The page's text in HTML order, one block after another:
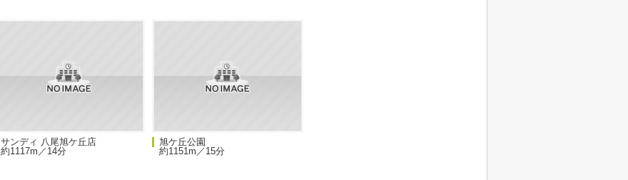
サンディ 八尾旭ケ丘店
約1117m／14分
旭ケ丘公園
約1151m／15分